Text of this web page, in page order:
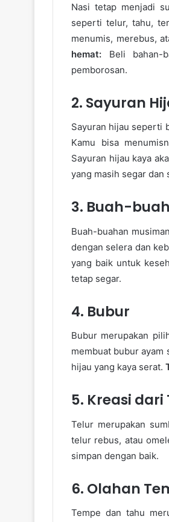
Nasi tetap menjadi
seperti telur, tahu,
menumis, merebus,
hemat: Beli bahan-
pemborosan.
2. Sayuran
Sayuran hijau seperti
Kamu bisa
Sayuran hijau kaya
yang masih segar dan
3. Buah-
Buah-buahan
dengan selera dan
yang baik untuk
tetap segar.
4. Bubur
Bubur merupakan
membuat bubur ayam
hijau yang kaya serat.
5. Kreasi dari
Telur merupakan
telur rebus, atau
simpan dengan baik.
6. Olahan
Tempe dan tahu